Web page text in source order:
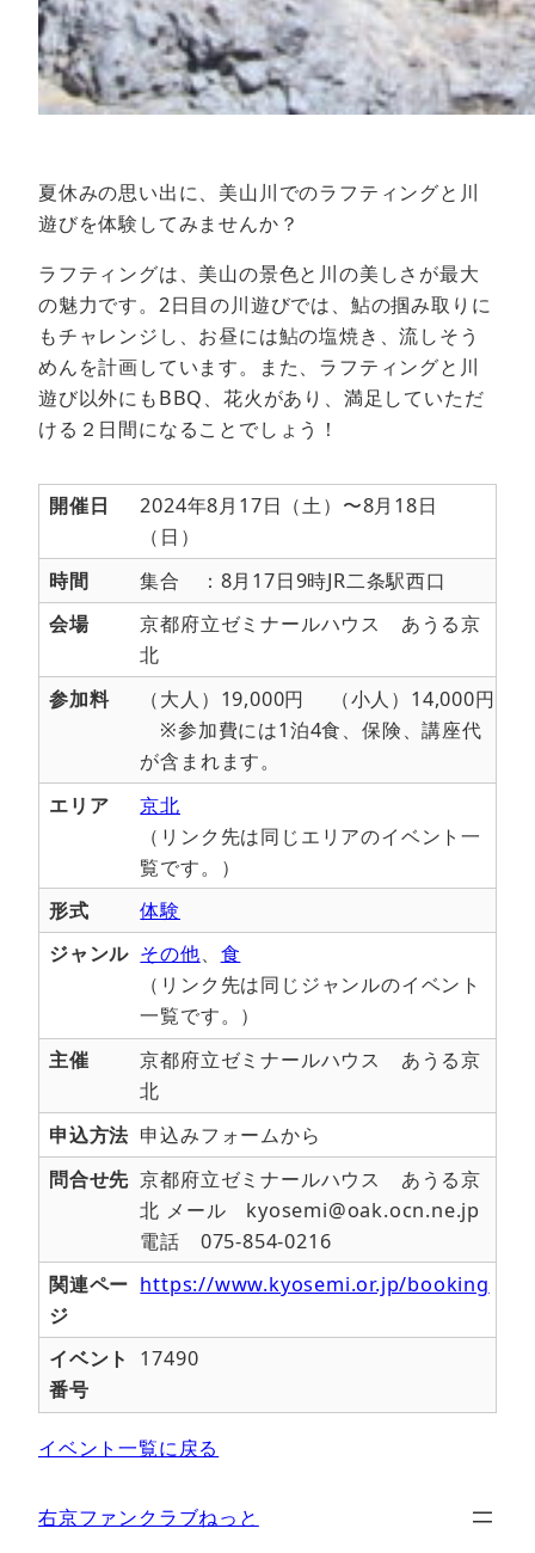
夏休みの思い出に、美山川でのラフティングと川
遊びを体験してみませんか？
ラフティングは、美山の景色と川の美しさが最大
の魅力です。2日目の川遊びでは、鮎の掴み取りに
もチャレンジし、お昼には鮎の塩焼き、流しそう
めんを計画しています。また、ラフティングと川
遊び以外にもBBQ、花火があり、満足していただ
ける２日間になることでしょう！
開催日
2024年8月17日（土）〜8月18日
（日）
時間
集合 ：8月17日9時JR二条駅西口
会場
京都府立ゼミナールハウス あうる京
北
参加料
（大人）19,000円 （小人）14,000円
※参加費には1泊4食、保険、講座代
が含まれます。
エリア
京北
（リンク先は同じエリアのイベント一
覧です。）
形式
体験
ジャンル その他、 食
（リンク先は同じジャンルのイベント
一覧です。）
主催
京都府立ゼミナールハウス あうる京
北
申込方法 申込みフォームから
問合せ先 京都府立ゼミナールハウス あうる京
北 メール kyosemi@oak.ocn.ne.jp
電話 075-854-0216
関連ペー
ジ
https://www.kyosemi.or.jp/booking
イベント
番号
17490
イベント一覧に戻る
右京ファンクラブねっと